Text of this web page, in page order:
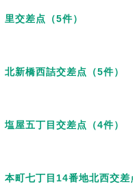
里交差点（5件）
北新橋西詰交差点（5件）
塩屋五丁目交差点（4件）
本町七丁目14番地北西交差